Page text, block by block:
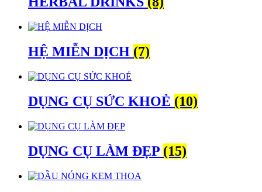
HỆ MIỄN DỊCH (7)
DỤNG CỤ SỨC KHOẺ (10)
DỤNG CỤ LÀM ĐẸP (15)